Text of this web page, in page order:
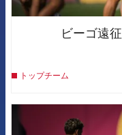
ビーゴ遠
トップチーム